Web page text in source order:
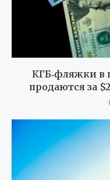
КГБ‑фляжки в
продаются за